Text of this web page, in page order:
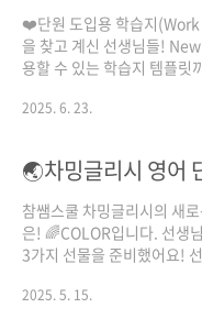
❤️단원 도입용 학습지
을 찾고 계신 선생님들!
용할 수 있는 학습지 템플릿
릭!https://
2025. 6. 23.
참쌤스쿨 차밍글리시의 새
은! 🌈COLOR입니다. 선생
3가지 선물을 준비했어요!
편집해서 사용할 수 있는 캔
2025. 5. 15.